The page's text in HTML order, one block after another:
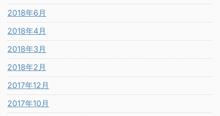
2018年6月
2018年4月
2018年3月
2018年2月
2017年12月
2017年10月